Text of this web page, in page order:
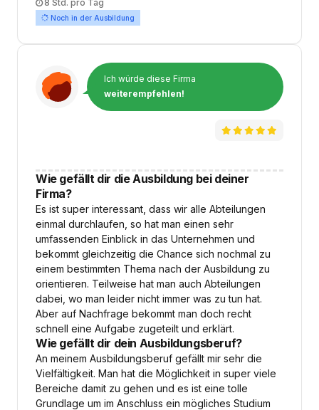
Arbeitszeit
8 Std. pro Tag
Noch in der Ausbildung
Ich würde diese Firma
weiterempfehlen!
Wie gefällt dir die Ausbildung bei deiner
Firma?
Es ist super interessant, dass wir alle Abteilungen
einmal durchlaufen, so hat man einen sehr
umfassenden Einblick in das Unternehmen und
bekommt gleichzeitig die Chance sich nochmal zu
einem bestimmten Thema nach der Ausbildung zu
orientieren. Teilweise hat man auch Abteilungen
dabei, wo man leider nicht immer was zu tun hat.
Aber auf Nachfrage bekommt man doch recht
schnell eine Aufgabe zugeteilt und erklärt.
Wie gefällt dir dein Ausbildungsberuf?
An meinem Ausbildungsberuf gefällt mir sehr die
Vielfältigkeit. Man hat die Möglichkeit in super viele
Bereiche damit zu gehen und es ist eine tolle
Grundlage um im Anschluss ein mögliches Studium